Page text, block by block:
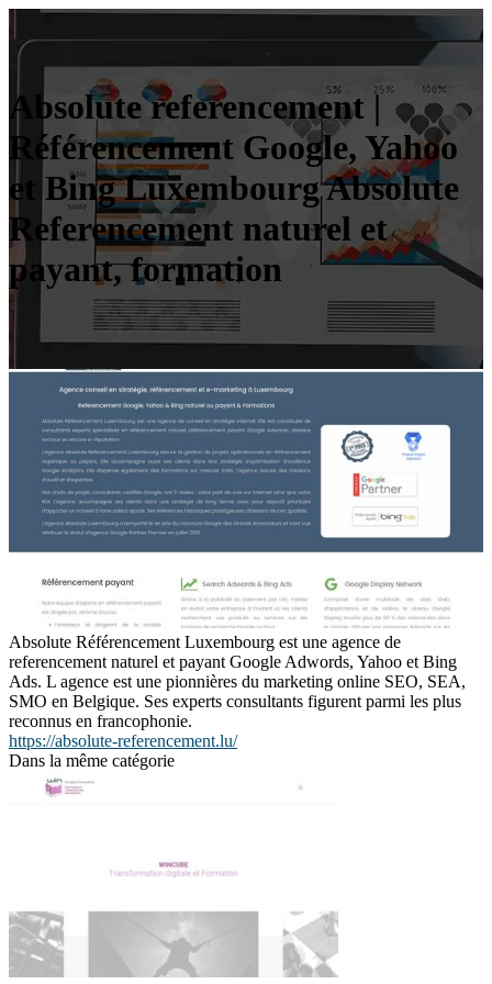
Absolute referen­ce­ment |
Référen­ce­ment Google, Yahoo
et Bing Luxembourg Absolute
Referen­ce­ment naturel et
payant, formation
Absolute Référencement Luxembourg est une agence de
referencement naturel et payant Google Adwords, Yahoo et Bing
Ads. L agence est une pionnières du marketing online SEO, SEA,
SMO en Belgique. Ses experts consultants figurent parmi les plus
reconnus en francophonie.
https://absolute-referencement.lu/
Dans la même catégorie